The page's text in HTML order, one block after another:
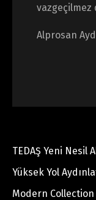
vazgeçilmez
Alprosan
TEDAŞ Yeni Nesil
Yüksek Yol
Modern